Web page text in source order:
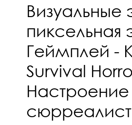
пиксельная
Геймплей -
Survival